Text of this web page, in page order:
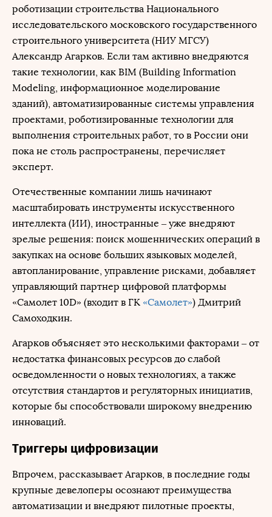
роботизации строительства Национального
исследовательского московского государственного
строительного университета (НИУ МГСУ)
Александр Агарков. Если там активно внедряются
такие технологии, как BIM (Building Information
Modeling, информационное моделирование
зданий), автоматизированные системы управления
проектами, роботизированные технологии для
выполнения строительных работ, то в России они
пока не столь распространены, перечисляет
эксперт.
Отечественные компании лишь начинают
масштабировать инструменты искусственного
интеллекта (ИИ), иностранные – уже внедряют
зрелые решения: поиск мошеннических операций в
закупках на основе больших языковых моделей,
автопланирование, управление рисками, добавляет
управляющий партнер цифровой платформы
«Самолет 10D» (входит в ГК «Самолет») Дмитрий
Самоходкин.
Агарков объясняет это несколькими факторами – от
недостатка финансовых ресурсов до слабой
осведомленности о новых технологиях, а также
отсутствия стандартов и регуляторных инициатив,
которые бы способствовали широкому внедрению
инноваций.
Триггеры цифровизации
Впрочем, рассказывает Агарков, в последние годы
крупные девелоперы осознают преимущества
автоматизации и внедряют пилотные проекты,